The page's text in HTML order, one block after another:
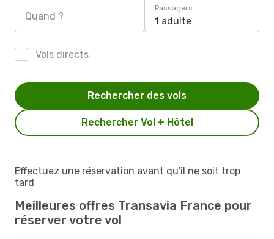
Quand ?
Passagers
1 adulte
Vols directs
Rechercher Vol + Hôtel
Rechercher des vols
Effectuez une réservation avant qu'il ne soit trop
tard
Meilleures offres Transavia France pour
réserver votre vol